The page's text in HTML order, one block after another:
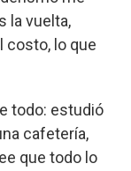
la vuelta,
costo, lo que
todo: estudió
cafetería,
que todo lo